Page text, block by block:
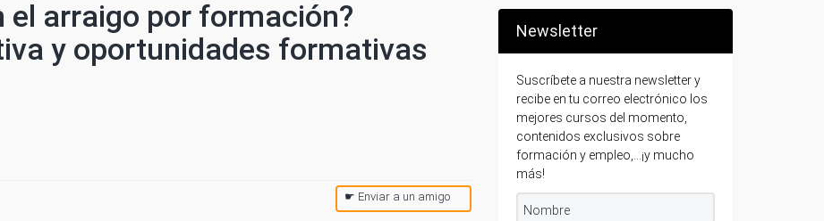
el arraigo por formación?
y oportunidades formativas
☛ Enviar a un amigo
Newsletter
Suscríbete a nuestra newsletter y
recibe en tu correo electrónico los
mejores cursos del momento,
contenidos exclusivos sobre
formación y empleo,...¡y mucho
más!